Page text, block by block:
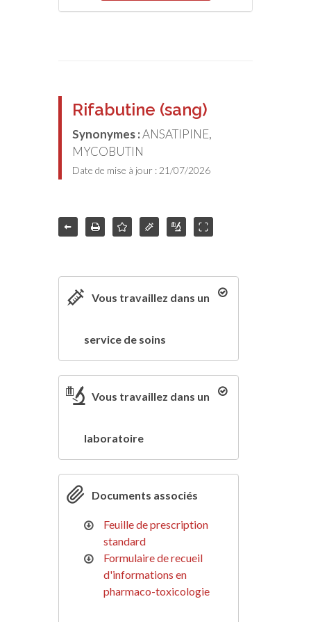
Rifabutine (sang)
Synonymes :ANSATIPINE,
MYCOBUTIN
Date de mise à jour : 21/07/2026
Vous travaillez dans un
service de soins
Vous travaillez dans un
laboratoire
Documents associés
Feuille de prescription
standard
Formulaire de recueil
d'informations en
pharmaco-toxicologie